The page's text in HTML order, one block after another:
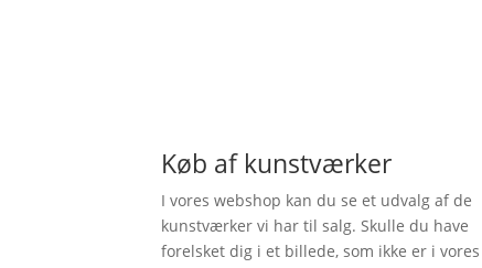
Køb af kunstværker
I vores webshop kan du se et udvalg af de
kunstværker vi har til salg. Skulle du have
forelsket dig i et billede, som ikke er i vores